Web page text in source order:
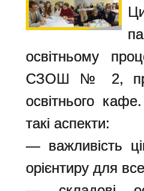
освітньому
СЗОШ № 2,
освітнього
такі аспекти:
— важливість
орієнтиру для